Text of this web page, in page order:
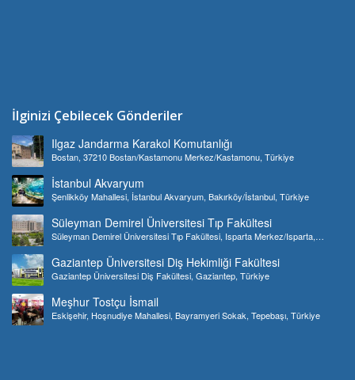
İlginizi Çebilecek Gönderiler
Ilgaz Jandarma Karakol Komutanlığı
Bostan, 37210 Bostan/Kastamonu Merkez/Kastamonu, Türkiye
İstanbul Akvaryum
Şenlikköy Mahallesi, İstanbul Akvaryum, Bakırköy/İstanbul, Türkiye
Süleyman Demirel Üniversitesi Tıp Fakültesi
Süleyman Demirel Üniversitesi Tıp Fakültesi, Isparta Merkez/Isparta,
Gaziantep Üniversitesi Diş Hekimliği Fakültesi
Gaziantep Üniversitesi Diş Fakültesi, Gaziantep, Türkiye
Meşhur Tostçu İsmail
Eskişehir, Hoşnudiye Mahallesi, Bayramyeri Sokak, Tepebaşı, Türkiye